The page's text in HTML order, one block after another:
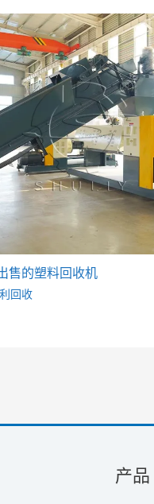
售的塑料回收机
回收
产品